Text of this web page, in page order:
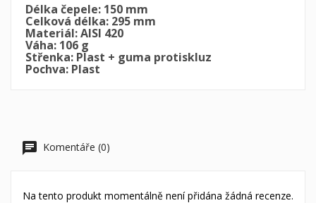
Délka čepele: 150 mm
Celková délka: 295 mm
Materiál: AISI 420
Váha: 106 g
Střenka: Plast + guma protiskluz
Pochva: Plast
Komentáře (0)
Na tento produkt momentálně není přidána žádná recenze.